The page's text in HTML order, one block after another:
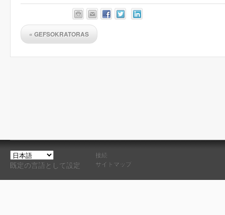
« GEFSOKRATORAS
既定の言語として設定
接続
サイトマップ